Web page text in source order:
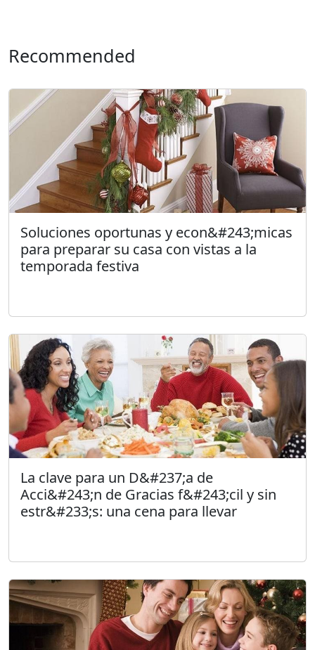
Recommended
Soluciones oportunas y econ&#243;micas
para preparar su casa con vistas a la
temporada festiva
La clave para un D&#237;a de
Acci&#243;n de Gracias f&#243;cil y sin
estr&#233;s: una cena para llevar